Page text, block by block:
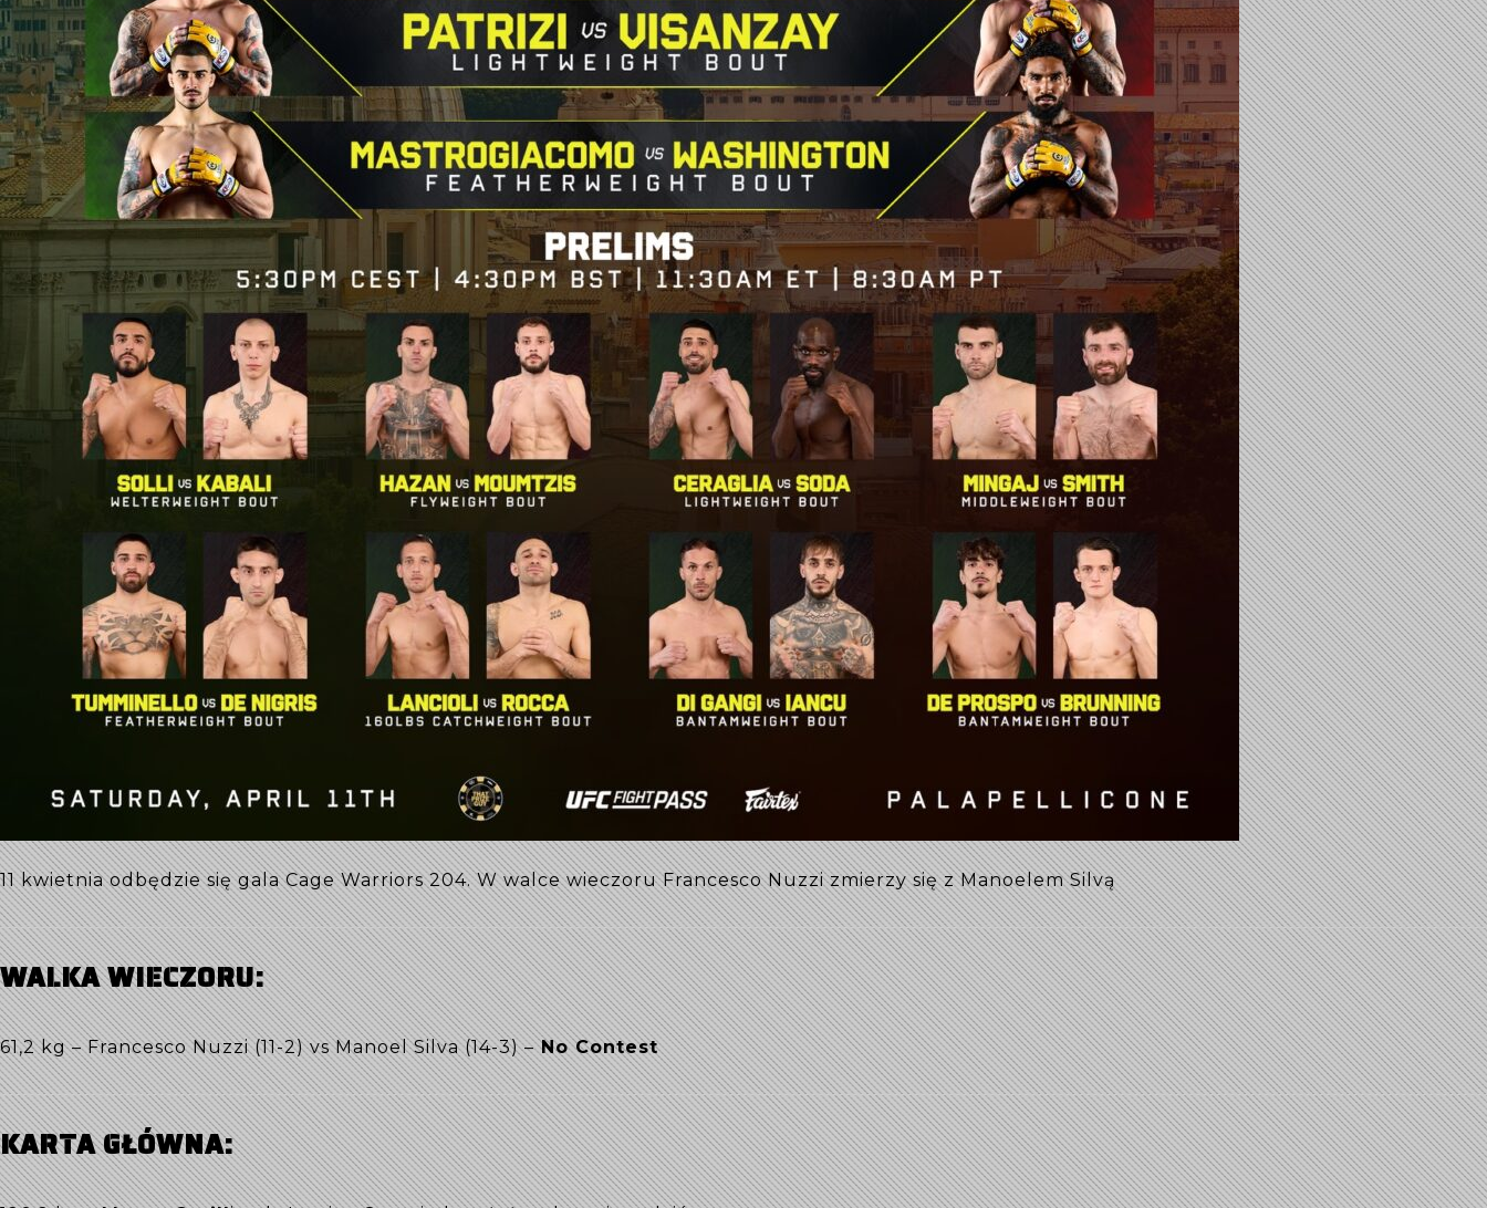
11 kwietnia odbędzie się gala Cage Warriors 204. W walce wieczoru Francesco Nuzzi zmierzy się z Manoelem Silvą
WALKA WIECZORU:
61,2 kg – Francesco Nuzzi (11-2) vs Manoel Silva (14-3) –No Contest
KARTA GŁÓWNA: